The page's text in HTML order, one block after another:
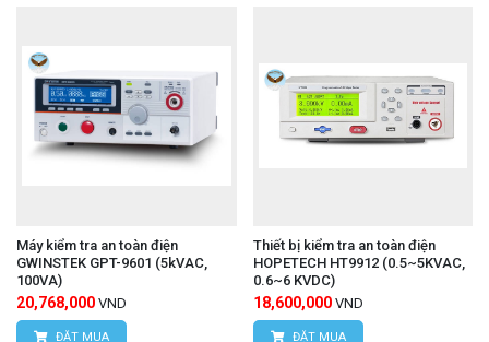
Máy kiểm tra an toàn điện
GWINSTEK GPT-9601 (5kVAC,
100VA)
20,768,000 VND
ĐẶT MUA
Thiết bị kiểm tra an toàn điện
HOPETECH HT9912 (0.5~5KVAC,
0.6~6 KVDC)
18,600,000 VND
ĐẶT MUA